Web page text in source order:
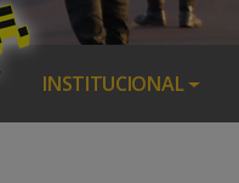
INSTITUCIONAL